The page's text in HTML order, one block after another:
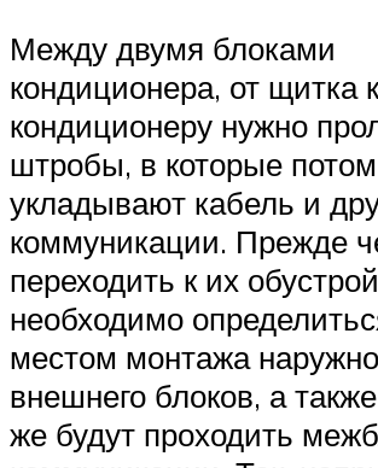
Между двумя блоками
кондиционера, от щитка к
кондиционеру нужно
штробы, в которые потом
укладывают кабель и
коммуникации. Прежде
переходить к их
необходимо
местом монтажа
внешнего блоков, а
же будут проходить